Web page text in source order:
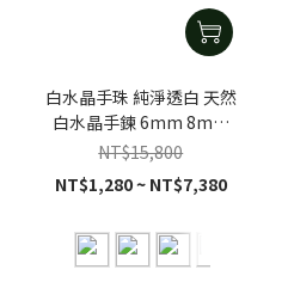
白水晶手珠 純淨透白 天然
白水晶手鍊 6mm 8mm
10mm 12mm 14mm
NT$15,800
NT$1,280 ~ NT$7,380